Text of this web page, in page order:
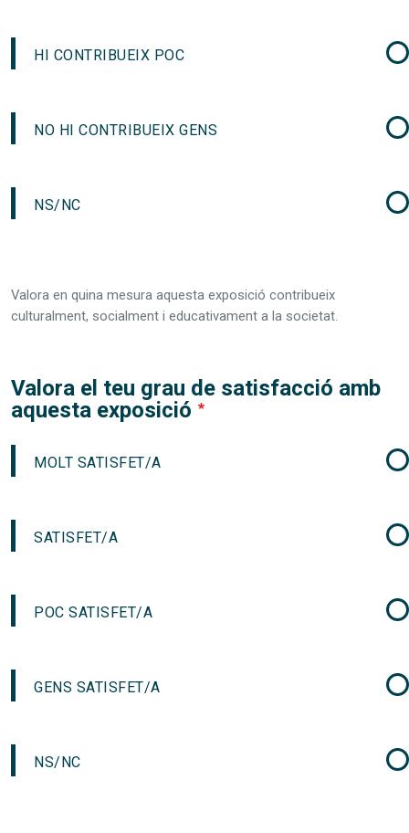
HI CONTRIBUEIX POC
NO HI CONTRIBUEIX GENS
NS/NC
Valora en quina mesura aquesta exposició contribueix
culturalment, socialment i educativament a la societat.
Valora el teu grau de satisfacció amb
aquesta exposició
MOLT SATISFET/A
SATISFET/A
POC SATISFET/A
GENS SATISFET/A
NS/NC